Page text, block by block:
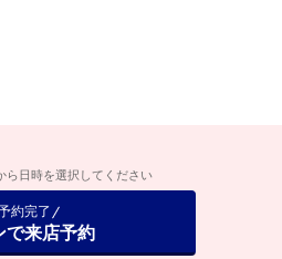
ら日時を選択してください
約完了
で来店予約